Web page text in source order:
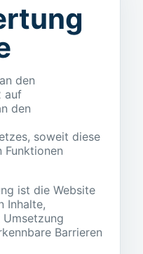
den
auf
den
soweit diese
Funktionen
ist die Website
Inhalte,
Barrieren